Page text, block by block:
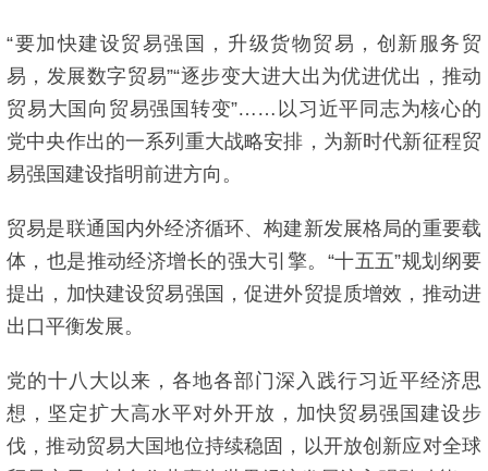
“要加快建设贸易强国，升级货物贸易，创新服务贸
易，发展数字贸易”“逐步变大进大出为优进优出，推动
贸易大国向贸易强国转变”……以习近平同志为核心的
党中央作出的一系列重大战略安排，为新时代新征程贸
易强国建设指明前进方向。
贸易是联通国内外经济循环、构建新发展格局的重要载
体，也是推动经济增长的强大引擎。“十五五”规划纲要
提出，加快建设贸易强国，促进外贸提质增效，推动进
出口平衡发展。
党的十八大以来，各地各部门深入践行习近平经济思
想，坚定扩大高水平对外开放，加快贸易强国建设步
伐，推动贸易大国地位持续稳固，以开放创新应对全球